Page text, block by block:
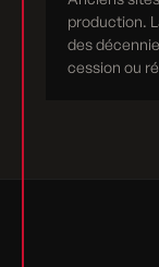
production.
des
cession ou